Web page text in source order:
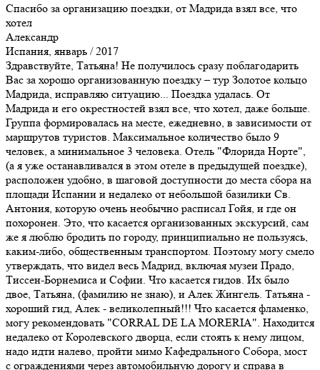
Спасибо за организацию поездки, от Мадрида взял все, что
хотел
Александр
Испания, январь / 2017
Здравствуйте, Татьяна! Не получилось сразу поблагодарить
Вас за хорошо организованную поездку – тур Золотое кольцо
Мадрида, исправляю ситуацию... Поездка удалась. От
Мадрида и его окрестностей взял все, что хотел, даже больше.
Группа формировалась на месте, ежедневно, в зависимости от
маршрутов туристов. Максимальное количество было 9
человек, а минимальное 3 человека. Отель "Флорида Норте",
(а я уже останавливался в этом отеле в предыдущей поездке),
расположен удобно, в шаговой доступности до места сбора на
площади Испании и недалеко от небольшой базилики Св.
Антония, которую очень необычно расписал Гойя, и где он
похоронен. Это, что касается организованных экскурсий, сам
же я люблю бродить по городу, принципиально не пользуясь,
каким-либо, общественным транспортом. Поэтому могу смело
утверждать, что видел весь Мадрид, включая музеи Прадо,
Тиссен-Борнемиса и Софии. Что касается гидов. Их было
двое, Татьяна, (фамилию не знаю), и Алек Жингель. Татьяна -
хороший гид, Алек - великолепный!!! Что касается фламенко,
могу рекомендовать "CORRAL DE LA MORERIA". Находится
недалеко от Королевского дворца, если стоять к нему лицом,
надо идти налево, пройти мимо Кафедрального Собора, мост
с ограждениями через автомобильную дорогу и справа в